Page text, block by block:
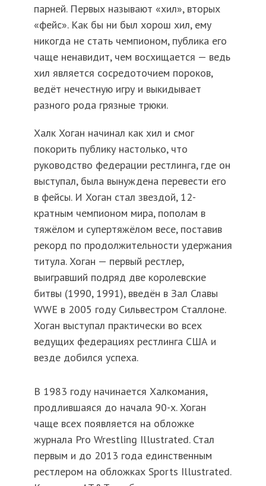
парней. Первых называют «хил», вторых
«фейс». Как бы ни был хорош хил, ему
никогда не стать чемпионом, публика его
чаще ненавидит, чем восхищается — ведь
хил является сосредоточием пороков,
ведёт нечестную игру и выкидывает
разного рода грязные трюки.
Халк Хоган начинал как хил и смог
покорить публику настолько, что
руководство федерации рестлинга, где он
выступал, была вынуждена перевести его
в фейсы. И Хоган стал звездой, 12-
кратным чемпионом мира, пополам в
тяжёлом и супертяжёлом весе, поставив
рекорд по продолжительности удержания
титула. Хоган — первый рестлер,
выигравший подряд две королевские
битвы (1990, 1991), введён в Зал Славы
WWE в 2005 году Сильвестром Сталлоне.
Хоган выступал практически во всех
ведущих федерациях рестлинга США и
везде добился успеха.
В 1983 году начинается Халкомания,
продлившаяся до начала 90-х. Хоган
чаще всех появляется на обложке
журнала Pro Wrestling Illustrated. Стал
первым и до 2013 года единственным
рестлером на обложках Sports Illustrated.